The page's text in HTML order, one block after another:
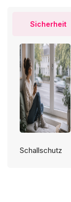
Sicherheit
Schallschutz